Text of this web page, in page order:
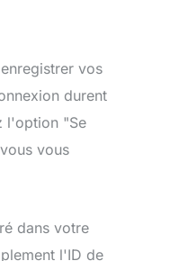
vos
durent
l'option "Se
vous
dans votre
l'ID de